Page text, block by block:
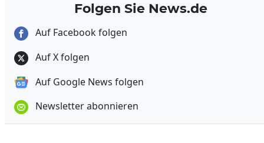
Folgen Sie News.de
Auf Facebook folgen
Auf X folgen
Auf Google News folgen
Newsletter abonnieren